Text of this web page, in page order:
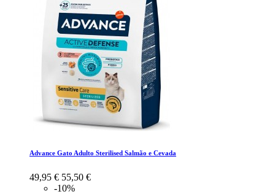
Advance Gato Adulto Sterilised Salmão e Cevada
49,95 € 55,50 €
-10%